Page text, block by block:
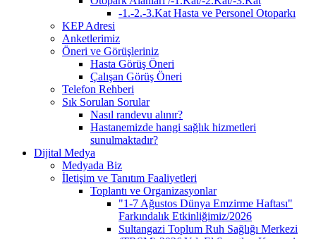
-1.-2.-3.Kat Hasta ve Personel Otoparkı
KEP Adresi
Anketlerimiz
Öneri ve Görüşleriniz
Hasta Görüş Öneri
Çalışan Görüş Öneri
Telefon Rehberi
Sık Sorulan Sorular
Nasıl randevu alınır?
Hastanemizde hangi sağlık hizmetleri
sunulmaktadır?
Dijital Medya
Medyada Biz
İletişim ve Tanıtım Faaliyetleri
Toplantı ve Organizasyonlar
"1-7 Ağustos Dünya Emzirme Haftası"
Farkındalık Etkinliğimiz/2026
Sultangazi Toplum Ruh Sağlığı Merkezi